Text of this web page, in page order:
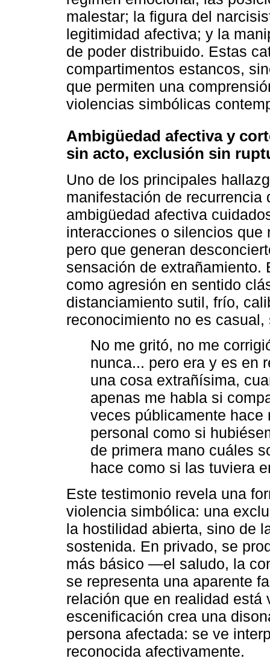
malestar; la figura del
legitimidad afectiva; y la
de poder distribuido. Estas
compartimentos estancos,
que permiten una
violencias simbólicas
Ambigüedad afectiva y
sin acto, exclusión sin
Uno de los principales
manifestación de
ambigüedad afectiva
interacciones o silencios
pero que generan
sensación de extrañamiento.
como agresión en sentido
distanciamiento sutil, frío,
reconocimiento no es
No me gritó, no me
nunca... pero era y es en
una cosa extrañísima,
apenas me habla si
veces públicamente
personal como si
de primera mano cuáles
hace como si las tuviera
Este testimonio revela una
violencia simbólica: una
la hostilidad abierta, sino de
sostenida. En privado, se
más básico —el saludo, la
se representa una aparente
relación que en realidad
escenificación crea una
persona afectada: se ve
reconocida afectivamente.